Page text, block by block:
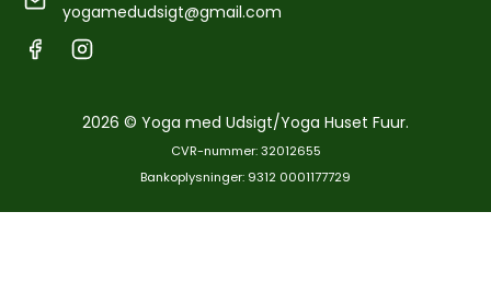
yogamedudsigt@gmail.com
2026 © Yoga med Udsigt/Yoga Huset Fuur.
CVR-nummer: 32012655
Bankoplysninger: 9312 0001177729